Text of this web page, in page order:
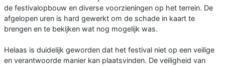
de festivalopbouw en diverse voorzieningen op het terrein. De
afgelopen uren is hard gewerkt om de schade in kaart te
brengen en te bekijken wat nog mogelijk was.
Helaas is duidelijk geworden dat het festival niet op een veilige
en verantwoorde manier kan plaatsvinden. De veiligheid van